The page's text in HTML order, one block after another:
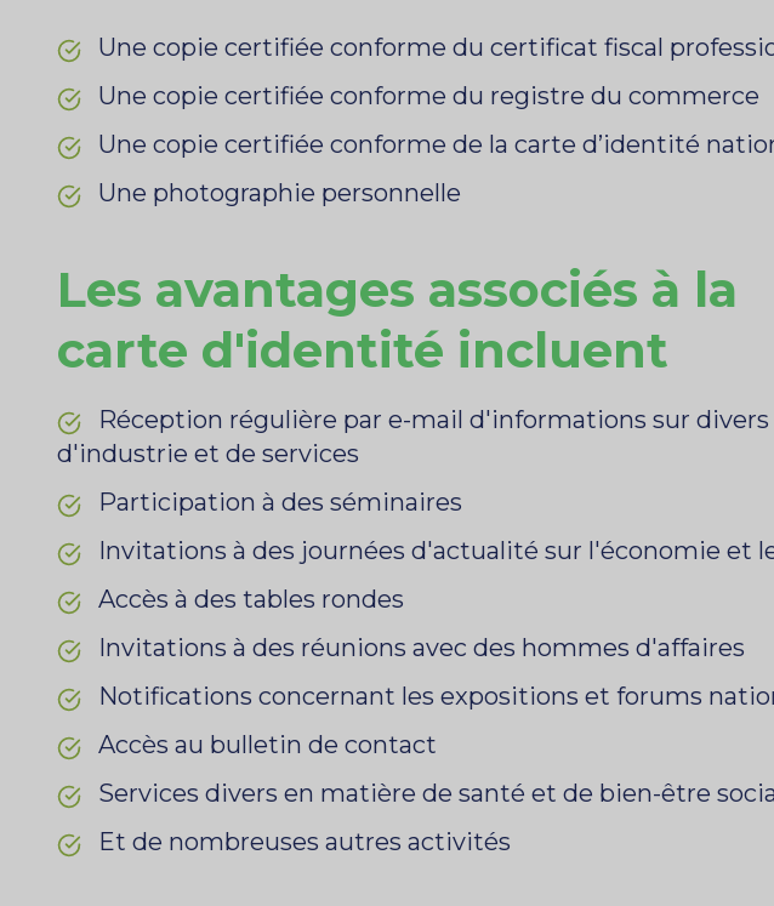
Une copie certifiée conforme du certificat fiscal
Une copie certifiée conforme du registre du commerce
Une copie certifiée conforme de la carte d’identité
Une photographie personnelle
Les avantages associés à la
carte d'identité incluent
Réception régulière par e-mail d'informations sur
d'industrie et de services
Participation à des séminaires
Invitations à des journées d'actualité sur l'économie et
Accès à des tables rondes
Invitations à des réunions avec des hommes d'affaires
Notifications concernant les expositions et forums
Accès au bulletin de contact
Services divers en matière de santé et de bien-être
Et de nombreuses autres activités